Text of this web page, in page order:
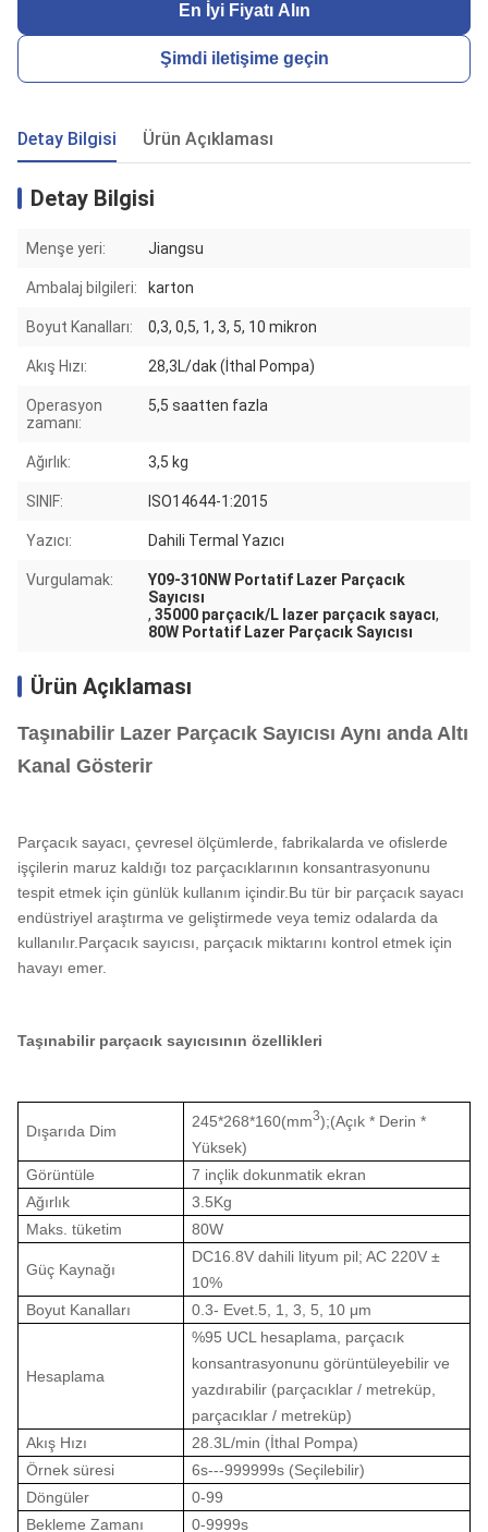
En İyi Fiyatı Alın
Şimdi iletişime geçin
Detay Bilgisi Ürün Açıklaması
Detay Bilgisi
Menşe yeri: Jiangsu
Ambalaj bilgileri: karton
Boyut Kanalları: 0,3, 0,5, 1, 3, 5, 10 mikron
Akış Hızı: 28,3L/dak (İthal Pompa)
Operasyon
zamanı:
5,5 saatten fazla
Ağırlık: 3,5 kg
SINIF: ISO14644-1:2015
Yazıcı: Dahili Termal Yazıcı
Vurgulamak:
Y09-310NW Portatif Lazer Parçacık
Sayıcısı
, 35000 parçacık/L lazer parçacık sayacı,
80W Portatif Lazer Parçacık Sayıcısı
Ürün Açıklaması
Taşınabilir Lazer Parçacık Sayıcısı Aynı anda Altı
Kanal Gösterir
Parçacık sayacı, çevresel ölçümlerde, fabrikalarda ve ofislerde
işçilerin maruz kaldığı toz parçacıklarının konsantrasyonunu
tespit etmek için günlük kullanım içindir.Bu tür bir parçacık sayacı
endüstriyel araştırma ve geliştirmede veya temiz odalarda da
kullanılır.Parçacık sayıcısı, parçacık miktarını kontrol etmek için
havayı emer.
Taşınabilir parçacık sayıcısının özellikleri
Dışarıda Dim
245*268*160(mm3);(Açık * Derin *
Yüksek)
Görüntüle
7 inçlik dokunmatik ekran
Ağırlık
3.5Kg
Maks. tüketim
80W
Güç Kaynağı
DC16.8V dahili lityum pil; AC 220V ±
10%
Boyut Kanalları
0.3- Evet.5, 1, 3, 5, 10 μm
Hesaplama
%95 UCL hesaplama, parçacık
konsantrasyonunu görüntüleyebilir ve
yazdırabilir (parçacıklar / metreküp,
parçacıklar / metreküp)
Akış Hızı
28.3L/min (İthal Pompa)
Örnek süresi
6s---999999s (Seçilebilir)
Döngüler
0-99
Bekleme Zamanı
0-9999s